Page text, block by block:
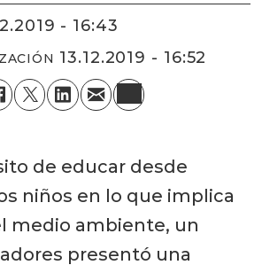
- 16:43
13.12.2019 - 16:52
de educar desde
niños en lo que implica
medio ambiente, un
presentó una